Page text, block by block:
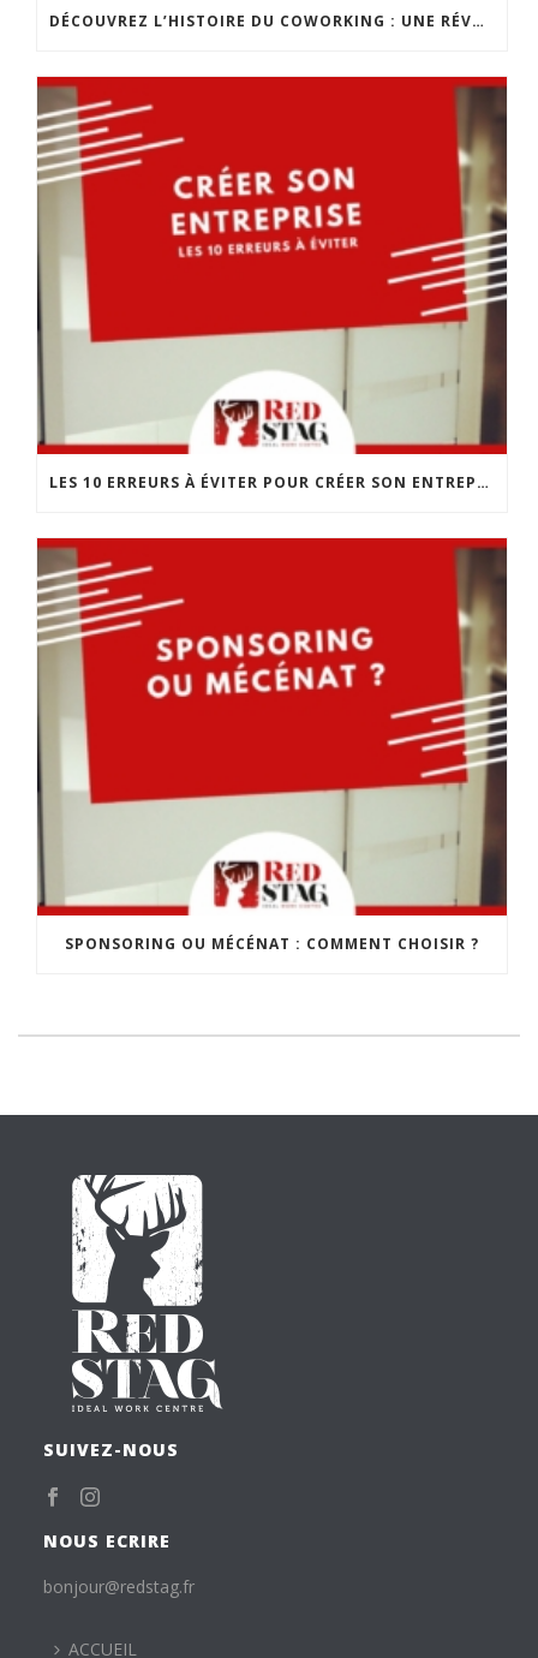
DÉCOUVREZ L’HISTOIRE DU COWORKING : UNE RÉVOLUTION DANS LE MONDE DU TRAVAIL
LES 10 ERREURS À ÉVITER POUR CRÉER SON ENTREPRISE
SPONSORING OU MÉCÉNAT : COMMENT CHOISIR ?
SUIVEZ-NOUS
NOUS ECRIRE
bonjour@redstag.fr
ACCUEIL